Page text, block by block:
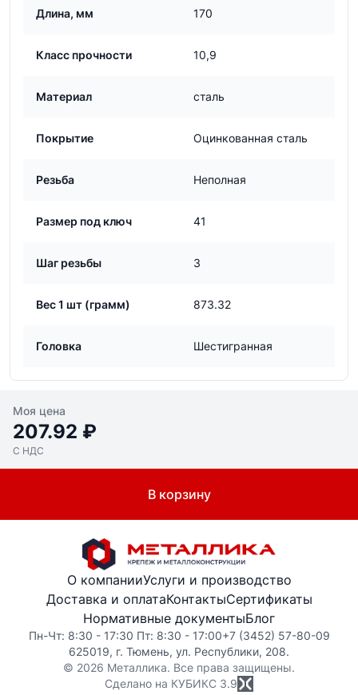
Длина, мм 170
Класс прочности 10,9
Материал сталь
Покрытие Оцинкованная сталь
Резьба Неполная
Размер под ключ 41
Шаг резьбы 3
Вес 1 шт (грамм) 873.32
Головка Шестигранная
Моя цена
207.92 ₽
С НДС
В корзину
О компанииУслуги и производство
Доставка и оплатаКонтактыСертификаты
Нормативные документыБлог
Пн-Чт: 8:30 - 17:30 Пт: 8:30 - 17:00+7 (3452) 57-80-09
625019, г. Тюмень, ул. Республики, 208.
© 2026 Металлика. Все права защищены.
Сделано на КУБИКС 3.9